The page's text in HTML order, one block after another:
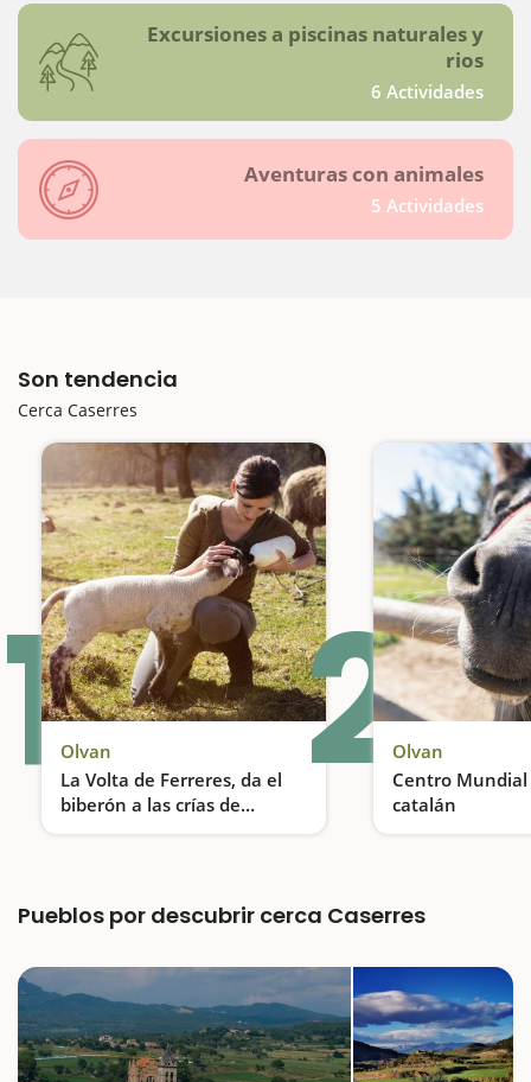
Excursiones a piscinas naturales y
rios
6 Actividades
Aventuras con animales
5 Actividades
Son tendencia
Cerca Caserres
1 Olvan
La Volta de Ferreres, da el
biberón a las crías de
corderos
Damos el biberón a las crías de corderos
2Olvan
Centro
catalán
Pueblos por descubrir cerca Caserres